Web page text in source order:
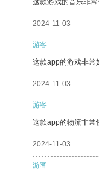
这款游戏的音乐非常
2024-11-03
游客
这款app的游戏非常
2024-11-03
游客
这款app的物流非常
2024-11-03
游客